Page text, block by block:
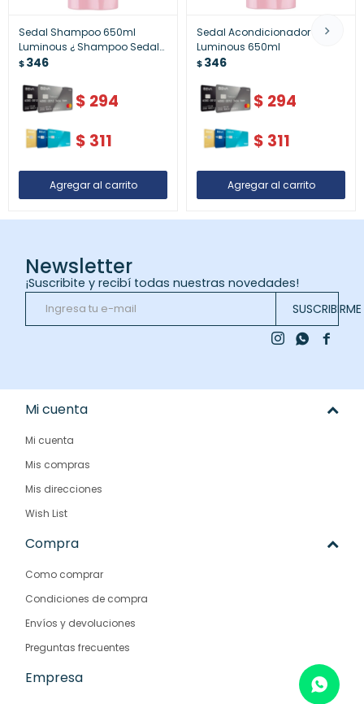
Sedal Shampoo 650ml
Luminous ¿ Shampoo Sedal
Luminous 650 Ml
$346
$ 294
$ 311
Sedal Acondicionador
Luminous 650ml
$346
$ 294
$ 311
Newsletter
¡Suscribite y recibí todas nuestras novedades!
SUSCRIBIRME

 
Mi cuenta
Mi cuenta
Mis compras
Mis direcciones
Wish List
Compra
Como comprar
Condiciones de compra
Envíos y devoluciones
Preguntas frecuentes
Empresa